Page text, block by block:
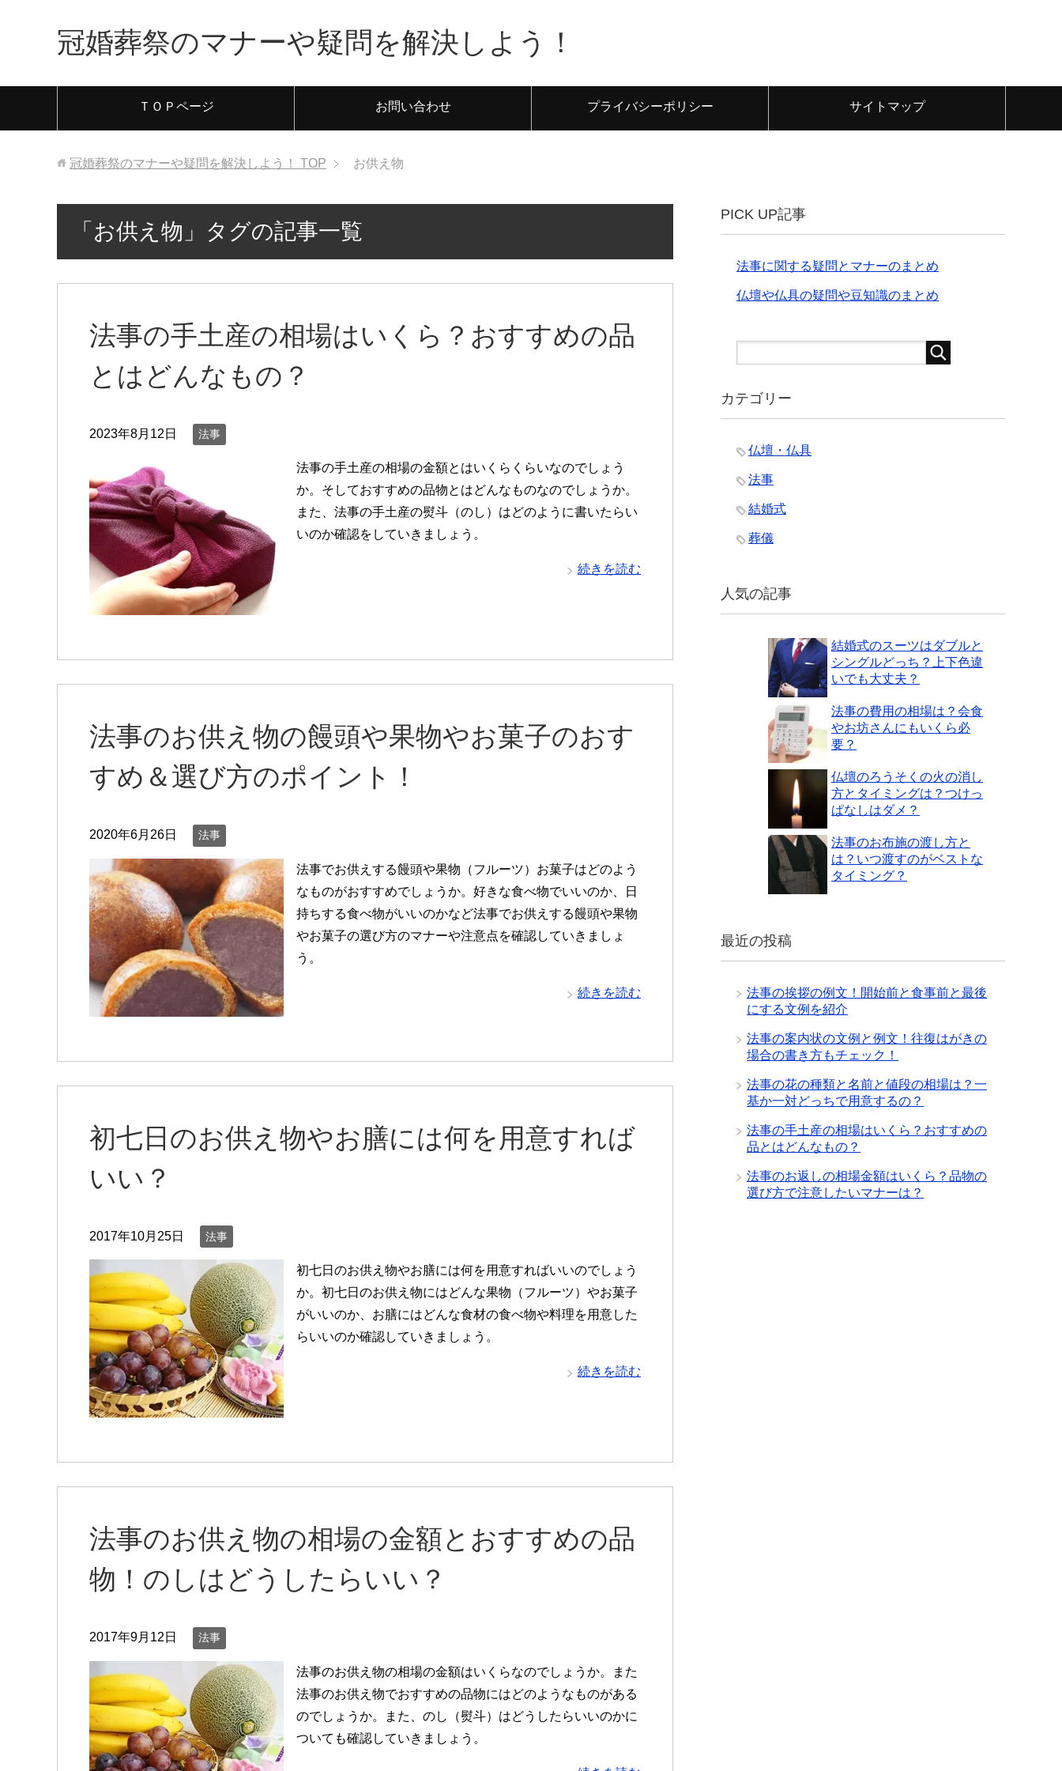
冠婚葬祭のマナーや疑問を解決しよう！
ＴＯＰページ お問い合わせ プライバシーポリシー サイトマップ
冠婚葬祭のマナーや疑問を解決しよう！ TOP お供え物
「お供え物」タグの記事一覧
法事の手土産の相場はいくら？おすすめの品
とはどんなもの？
2023年8月12日 法事
法事の手土産の相場の金額とはいくらくらいなのでしょう
か。そしておすすめの品物とはどんなものなのでしょうか。
また、法事の手土産の熨斗（のし）はどのように書いたらい
いのか確認をしていきましょう。
続きを読む
法事のお供え物の饅頭や果物やお菓子のおす
すめ＆選び方のポイント！
2020年6月26日 法事
法事でお供えする饅頭や果物（フルーツ）お菓子はどのよう
なものがおすすめでしょうか。好きな食べ物でいいのか、日
持ちする食べ物がいいのかなど法事でお供えする饅頭や果物
やお菓子の選び方のマナーや注意点を確認していきましょ
う。
続きを読む
初七日のお供え物やお膳には何を用意すれば
いい？
2017年10月25日 法事
初七日のお供え物やお膳には何を用意すればいいのでしょう
か。初七日のお供え物にはどんな果物（フルーツ）やお菓子
がいいのか、お膳にはどんな食材の食べ物や料理を用意した
らいいのか確認していきましょう。
続きを読む
法事のお供え物の相場の金額とおすすめの品
物！のしはどうしたらいい？
2017年9月12日 法事
法事のお供え物の相場の金額はいくらなのでしょうか。また
法事のお供え物でおすすめの品物にはどのようなものがある
のでしょうか。また、のし（熨斗）はどうしたらいいのかに
ついても確認していきましょう。
PICK UP記事
法事に関する疑問とマナーのまとめ
仏壇や仏具の疑問や豆知識のまとめ
カテゴリー
仏壇・仏具
法事
結婚式
葬儀
人気の記事
結婚式のスーツはダブルと
シングルどっち？上下色違
いでも大丈夫？
法事の費用の相場は？会食
やお坊さんにもいくら必
要？
仏壇のろうそくの火の消し
方とタイミングは？つけっ
ぱなしはダメ？
法事のお布施の渡し方と
は？いつ渡すのがベストな
タイミング？
最近の投稿
法事の挨拶の例文！開始前と食事前と最後
にする文例を紹介
法事の案内状の文例と例文！往復はがきの
場合の書き方もチェック！
法事の花の種類と名前と値段の相場は？一
基か一対どっちで用意するの？
法事の手土産の相場はいくら？おすすめの
品とはどんなもの？
法事のお返しの相場金額はいくら？品物の
選び方で注意したいマナーは？